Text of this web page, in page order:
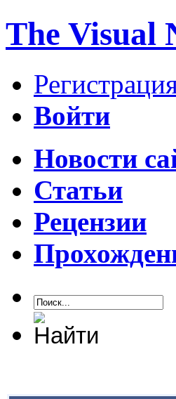
The Visual
Войти
Новости
Статьи
Рецензии